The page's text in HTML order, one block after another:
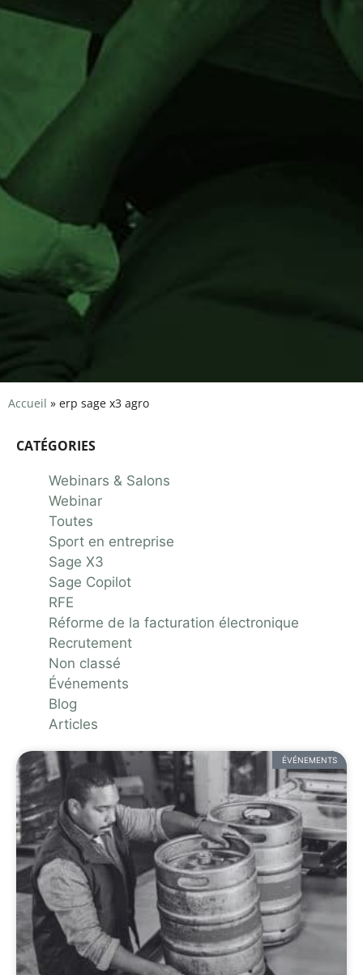
Accueil » erp sage x3 agro
CATÉGORIES
Webinars & Salons
Webinar
Toutes
Sport en entreprise
Sage X3
Sage Copilot
RFE
Réforme de la facturation électronique
Recrutement
Non classé
Événements
Blog
Articles
ÉVÉNEMENTS